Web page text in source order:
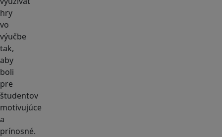
hry
vo
výučbe
tak,
aby
boli
pre
študentov
motivujúce
a
prínosné.